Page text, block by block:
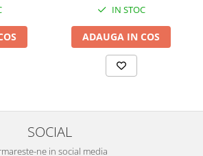
IN STOC
ADAUGA IN COS
SOCIAL
ne in social media